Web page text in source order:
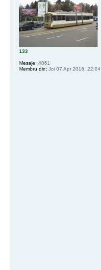
133
Mesaje: 4861
Membru din: Joi 07 Apr 2016, 22:04